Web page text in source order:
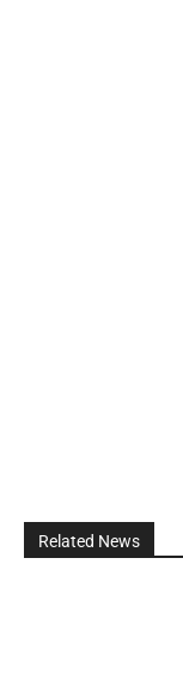
Related News